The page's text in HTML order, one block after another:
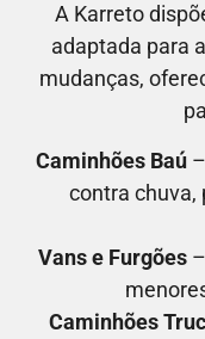
A Karreto
adaptada para
mudanças,
Caminhões Baú
contra chuva,
Vans e Furgões
Caminhões